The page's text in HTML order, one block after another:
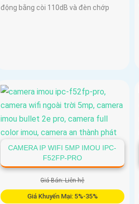
động bằng còi 110dB và đèn chớp
CAMERA IP WIFI 5MP IMOU IPC-
F52FP-PRO
Giá Bán: Liên hệ
Giá Khuyến Mại: 5%-35%